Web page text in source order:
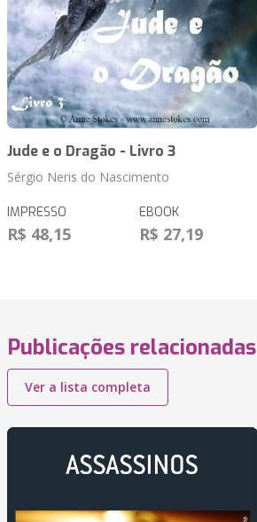
Jude e o Dragão - Livro 3
Sérgio Neris do Nascimento
IMPRESSO
R$ 48,15
EBOOK
R$ 27,19
Publicações relacionadas
Ver a lista completa